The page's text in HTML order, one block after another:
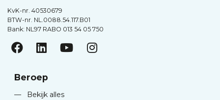
KvK-nr. 40530679
BTW-nr. NL.0088.54.117.B01
Bank: NL97 RABO 013 54 05 750
Beroep
—
Bekijk alles